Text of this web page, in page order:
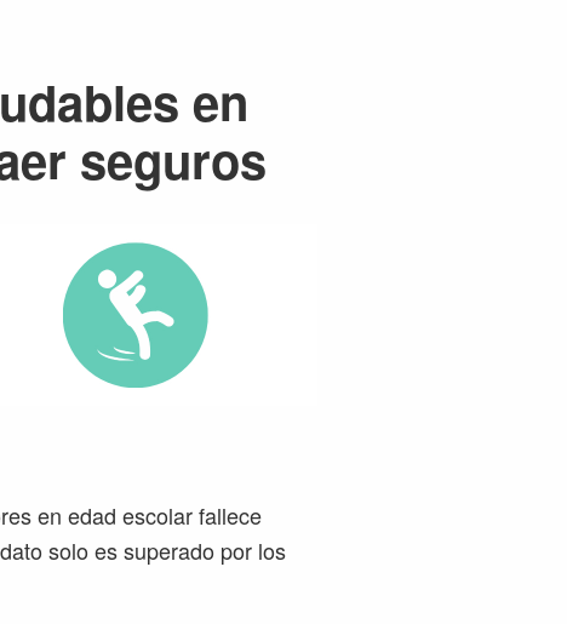
en
seguros
en edad escolar fallece
solo es superado por los